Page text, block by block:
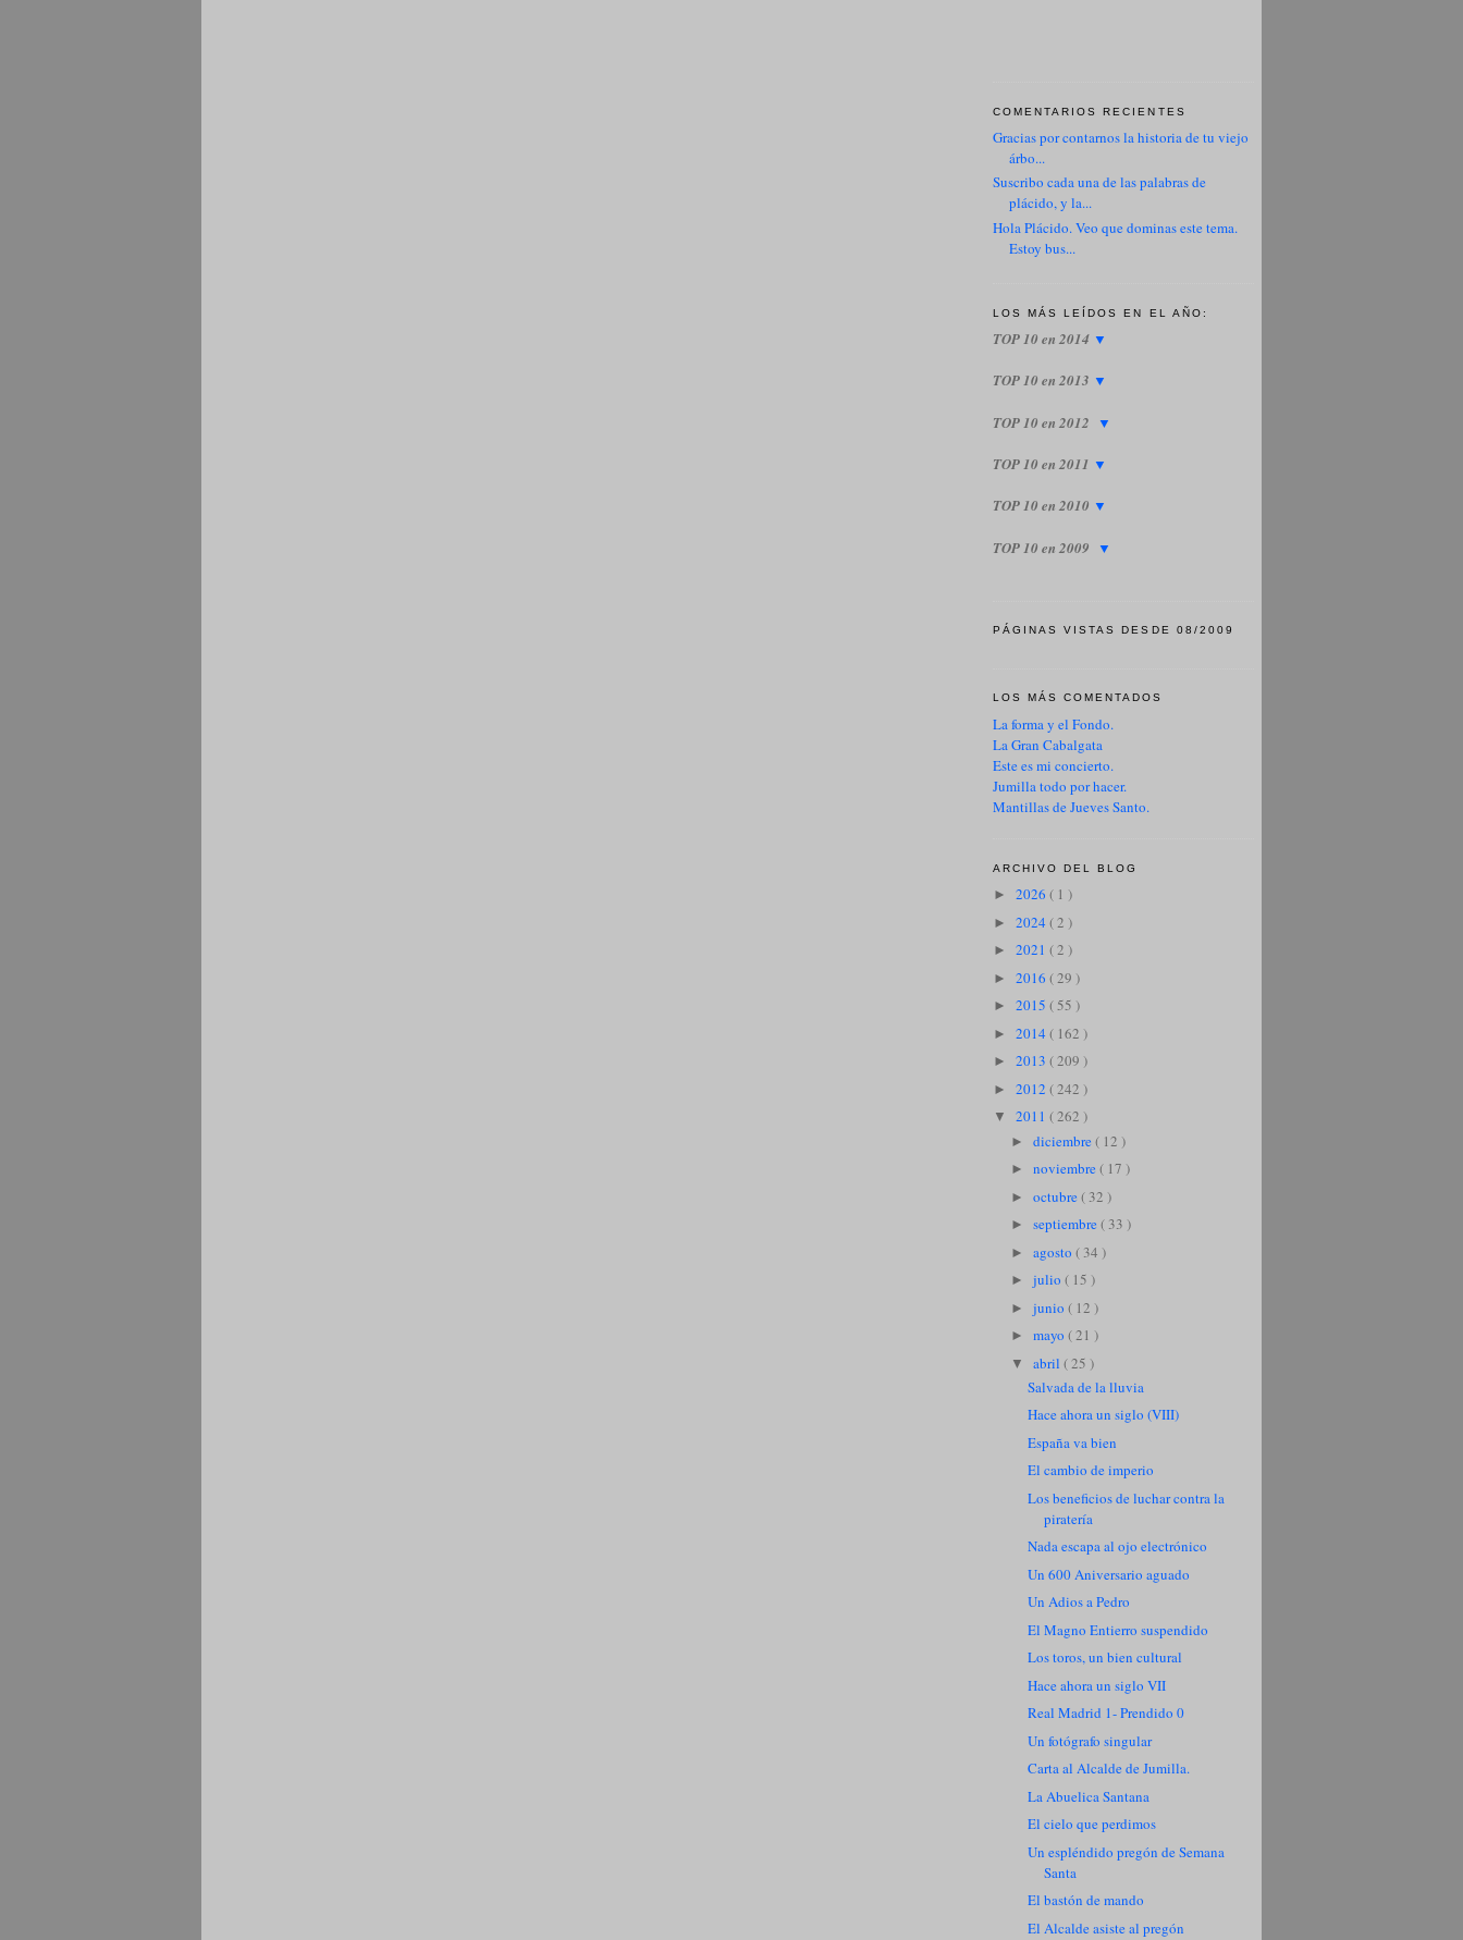
COMENTARIOS RECIENTES
Gracias por contarnos la historia de tu viejo
árbo...
Suscribo cada una de las palabras de
plácido, y la...
Hola Plácido. Veo que dominas este tema.
Estoy bus...
LOS MÁS LEÍDOS EN EL AÑO:
TOP 10 en 2014 ▼
TOP 10 en 2013 ▼
TOP 10 en 2012 ▼
TOP 10 en 2011 ▼
TOP 10 en 2010 ▼
TOP 10 en 2009 ▼
PÁGINAS VISTAS DESDE 08/2009
LOS MÁS COMENTADOS
La forma y el Fondo.
La Gran Cabalgata
Este es mi concierto.
Jumilla todo por hacer.
Mantillas de Jueves Santo.
ARCHIVO DEL BLOG
► 2026 ( 1 )
► 2024 ( 2 )
► 2021 ( 2 )
► 2016 ( 29 )
► 2015 ( 55 )
► 2014 ( 162 )
► 2013 ( 209 )
► 2012 ( 242 )
▼ 2011 ( 262 )
► diciembre( 12 )
► noviembre( 17 )
► octubre( 32 )
► septiembre( 33 )
► agosto ( 34 )
► julio ( 15 )
► junio ( 12 )
► mayo ( 21 )
▼ abril ( 25 )
Salvada de la lluvia
Hace ahora un siglo (VIII)
España va bien
El cambio de imperio
Los beneficios de luchar contra la
piratería
Nada escapa al ojo electrónico
Un 600 Aniversario aguado
Un Adios a Pedro
El Magno Entierro suspendido
Los toros, un bien cultural
Hace ahora un siglo VII
Real Madrid 1- Prendido 0
Un fotógrafo singular
Carta al Alcalde de Jumilla.
La Abuelica Santana
El cielo que perdimos
Un espléndido pregón de Semana
Santa
El bastón de mando
El Alcalde asiste al pregón